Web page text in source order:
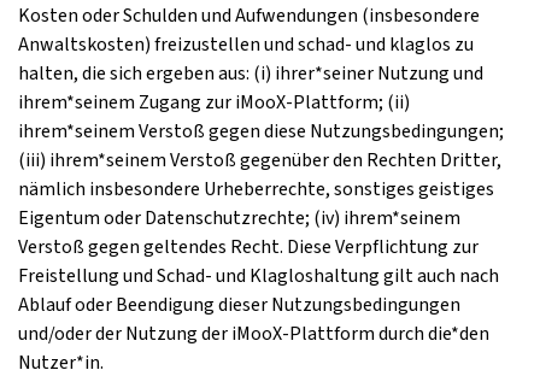
Kosten oder Schulden und Aufwendungen (insbesondere
Anwaltskosten) freizustellen und schad- und klaglos zu
halten, die sich ergeben aus: (i) ihrer*seiner Nutzung und
ihrem*seinem Zugang zur iMooX-Plattform; (ii)
ihrem*seinem Verstoß gegen diese Nutzungsbedingungen;
(iii) ihrem*seinem Verstoß gegenüber den Rechten Dritter,
nämlich insbesondere Urheberrechte, sonstiges geistiges
Eigentum oder Datenschutzrechte; (iv) ihrem*seinem
Verstoß gegen geltendes Recht. Diese Verpflichtung zur
Freistellung und Schad- und Klagloshaltung gilt auch nach
Ablauf oder Beendigung dieser Nutzungsbedingungen
und/oder der Nutzung der iMooX-Plattform durch die*den
Nutzer*in.